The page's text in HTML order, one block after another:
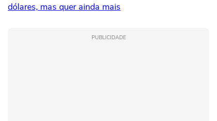
dólares, mas quer ainda mais
PUBLICIDADE